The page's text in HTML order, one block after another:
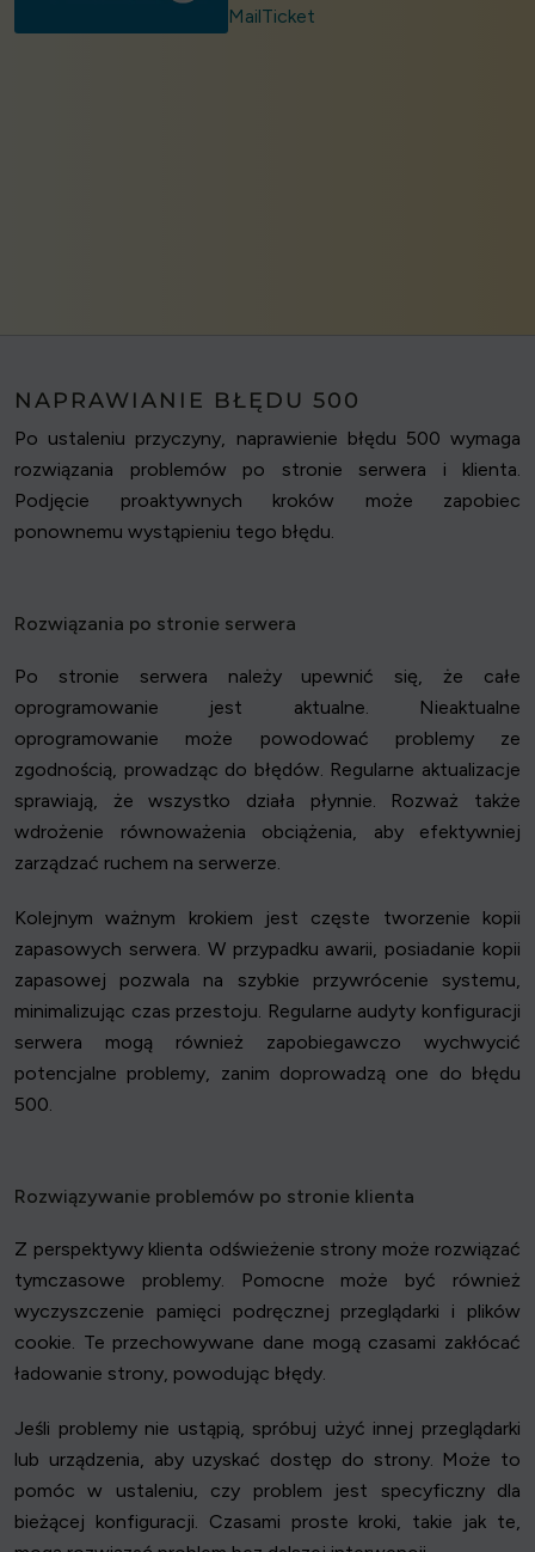
MailTicket
NAPRAWIANIE BŁĘDU 500
Po ustaleniu przyczyny, naprawienie błędu 500 wymaga
rozwiązania problemów po stronie serwera i klienta.
Podjęcie proaktywnych kroków może zapobiec
ponownemu wystąpieniu tego błędu.
Rozwiązania po stronie serwera
Po stronie serwera należy upewnić się, że całe
oprogramowanie jest aktualne. Nieaktualne
oprogramowanie może powodować problemy ze
zgodnością, prowadząc do błędów. Regularne aktualizacje
sprawiają, że wszystko działa płynnie. Rozważ także
wdrożenie równoważenia obciążenia, aby efektywniej
zarządzać ruchem na serwerze.
Kolejnym ważnym krokiem jest częste tworzenie kopii
zapasowych serwera. W przypadku awarii, posiadanie kopii
zapasowej pozwala na szybkie przywrócenie systemu,
minimalizując czas przestoju. Regularne audyty konfiguracji
serwera mogą również zapobiegawczo wychwycić
potencjalne problemy, zanim doprowadzą one do błędu
500.
Rozwiązywanie problemów po stronie klienta
Z perspektywy klienta odświeżenie strony może rozwiązać
tymczasowe problemy. Pomocne może być również
wyczyszczenie pamięci podręcznej przeglądarki i plików
cookie. Te przechowywane dane mogą czasami zakłócać
ładowanie strony, powodując błędy.
Jeśli problemy nie ustąpią, spróbuj użyć innej przeglądarki
lub urządzenia, aby uzyskać dostęp do strony. Może to
pomóc w ustaleniu, czy problem jest specyficzny dla
bieżącej konfiguracji. Czasami proste kroki, takie jak te,